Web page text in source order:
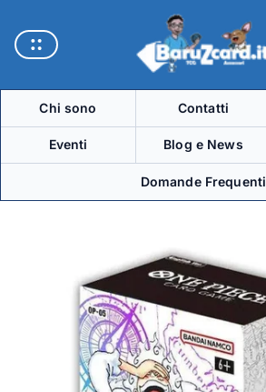
del
negozio"
Chi sono Contatti
Eventi Blog e News
Domande Frequenti